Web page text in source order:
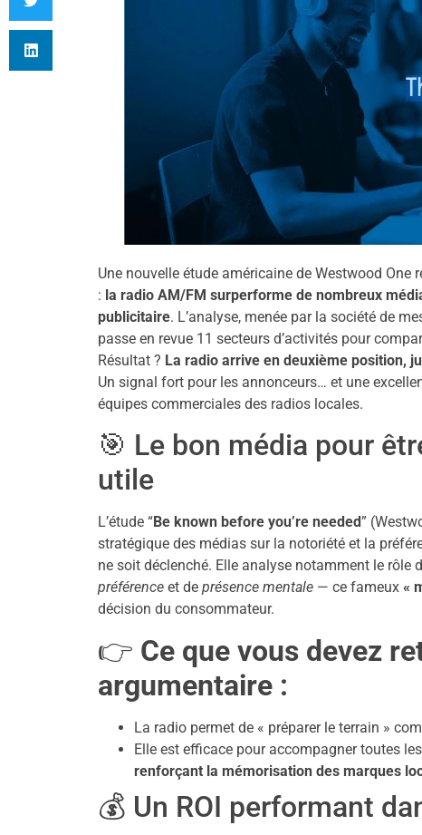
Une nouvelle étude américaine de Westwood
: la radio AM/FM surperforme de nombreux
publicitaire. L’analyse, menée par la société de
passe en revue 11 secteurs d’activités pour
Résultat ? La radio arrive en deuxième position,
Un signal fort pour les annonceurs… et une
équipes commerciales des radios locales.
🎯 Le bon média pour
utile
L’étude “Be known before you’re needed”
stratégique des médias sur la notoriété et la
ne soit déclenché. Elle analyse notamment le
préférence et de présence mentale — ce fameux «
décision du consommateur.
👉 Ce que vous devez
argumentaire :
La radio permet de « préparer le terrain »
Elle est efficace pour accompagner toutes
renforçant la mémorisation des marques
💰 Un ROI performant